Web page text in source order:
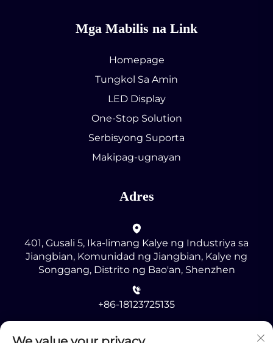
Mga Mabilis na Link
Homepage
Tungkol Sa Amin
LED Display
One-Stop Solution
Serbisyong Suporta
Makipag-ugnayan
Adres
401, Gusali 5, Ika-limang Kalye ng Industriya sa
Jiangbian, Komunidad ng Jiangbian, Kalye ng
Songgang, Distrito ng Bao'an, Shenzhen
+86-18123725135
[email protected]